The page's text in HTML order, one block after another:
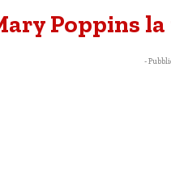
Poppins
-